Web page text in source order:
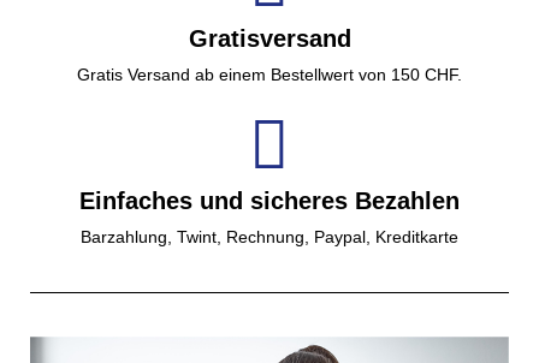
Gratisversand
Gratis Versand ab einem Bestellwert von 150 CHF.
Einfaches und sicheres Bezahlen
Barzahlung, Twint, Rechnung, Paypal, Kreditkarte